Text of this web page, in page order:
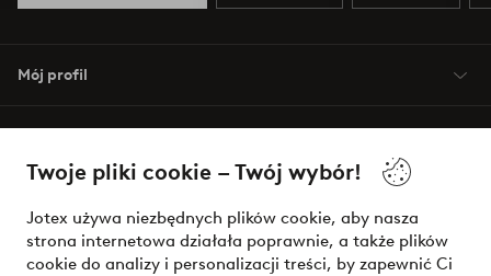
Twoje pliki cookie – Twój wybór!
Jotex używa niezbędnych plików cookie, aby nasza
strona internetowa działała poprawnie, a także plików
cookie do analizy i personalizacji treści, by zapewnić Ci
Mój profil
Warunki